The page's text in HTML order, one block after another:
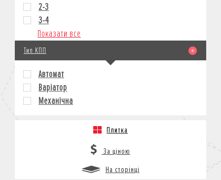
2-3
3-4
Показати все
Тип КПП
Автомат
Варіатор
Механічна
Плитка
За ціною
На сторінці